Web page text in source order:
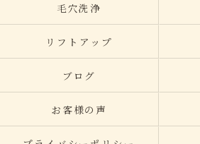
毛穴洗浄
リフトアップ
ブログ
お客様の声